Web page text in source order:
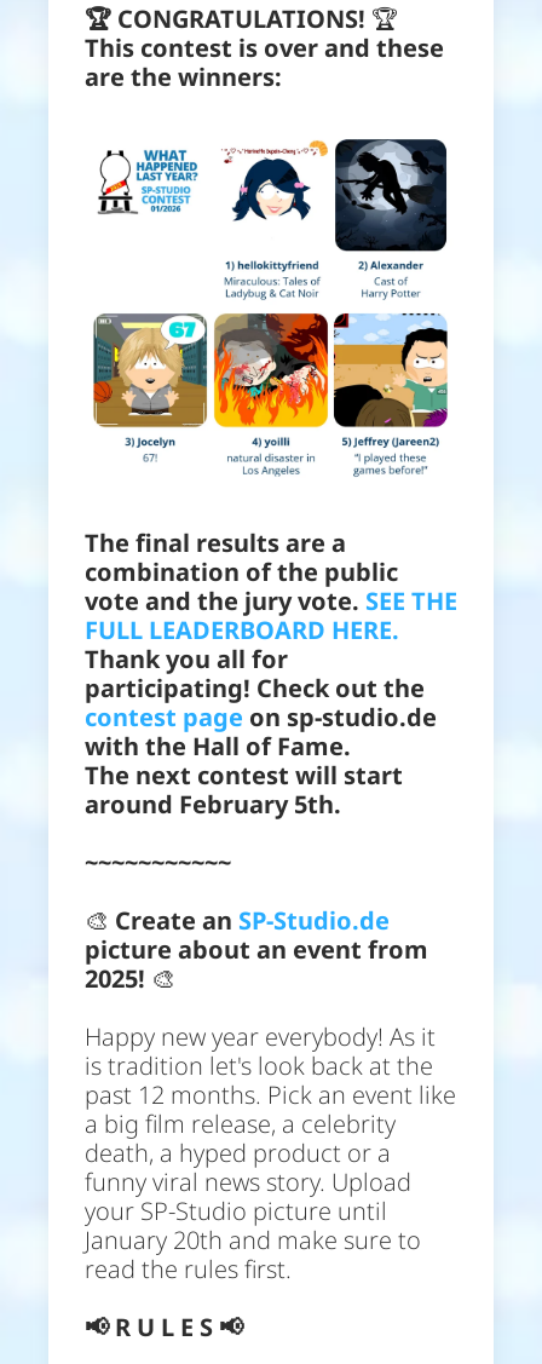
🏆 CONGRATULATIONS! 🏆
This contest is over and these
are the winners:
The final results are a
combination of the public
vote and the jury vote. SEE THE
FULL LEADERBOARD HERE.
Thank you all for
participating! Check out the
contest page on sp-studio.de
with the Hall of Fame.
The next contest will start
around February 5th.
~~~~~~~~~~~
🎨 Create an SP-Studio.de
picture about an event from
2025! 🎨
Happy new year everybody! As it
is tradition let's look back at the
past 12 months. Pick an event like
a big film release, a celebrity
death, a hyped product or a
funny viral news story. Upload
your SP-Studio picture until
January 20th and make sure to
read the rules first.
📢 R U L E S 📢